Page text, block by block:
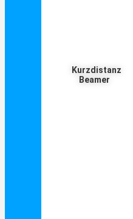
Kurzdistanz
Beamer